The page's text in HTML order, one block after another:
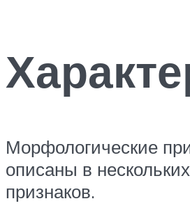
Морфологические
описаны в
признаков.